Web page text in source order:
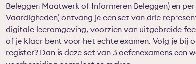
Beleggen Maatwerk of Informeren Beleggen) en
Vaardigheden) ontvang je een set van drie
digitale leeromgeving, voorzien van uitgebreide
of je klaar bent voor het echte examen. Volg je bij
register? Dan is deze set van 3 oefenexamens een